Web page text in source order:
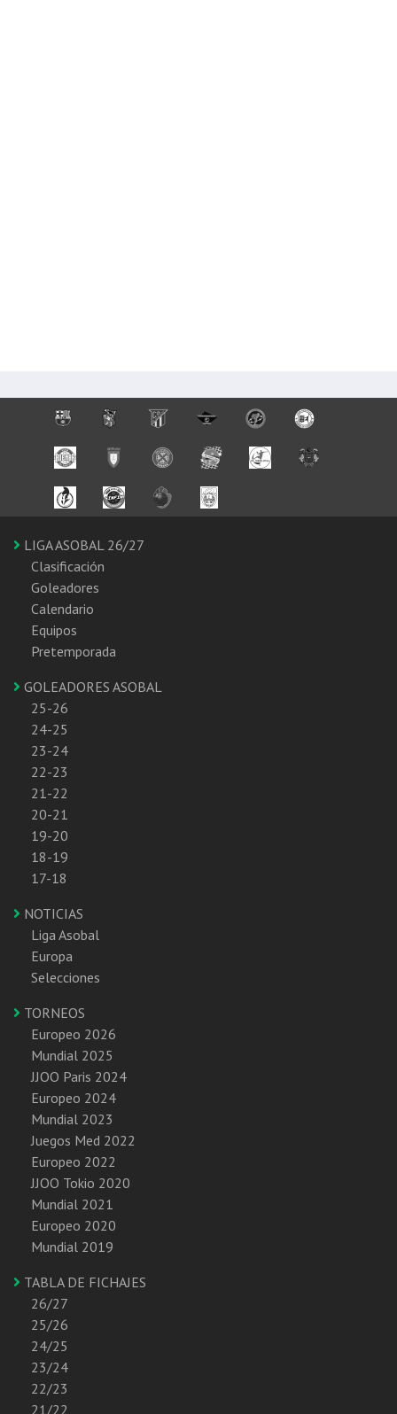
LIGA ASOBAL 26/27
Clasificación
Goleadores
Calendario
Equipos
Pretemporada
GOLEADORES ASOBAL
25-26
24-25
23-24
22-23
21-22
20-21
19-20
18-19
17-18
NOTICIAS
Liga Asobal
Europa
Selecciones
TORNEOS
Europeo 2026
Mundial 2025
JJOO Paris 2024
Europeo 2024
Mundial 2023
Juegos Med 2022
Europeo 2022
JJOO Tokio 2020
Mundial 2021
Europeo 2020
Mundial 2019
TABLA DE FICHAJES
26/27
25/26
24/25
23/24
22/23
21/22